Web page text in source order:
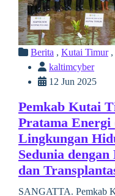
Berita , Kutai Timur,
kaltimcyber
12 Jun 2025
Pemkab Kutai
Pratama
Lingkungan
Sedunia
dan
SANGATTA. Pemkab